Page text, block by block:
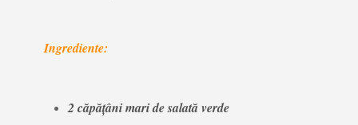
Ingrediente:
2 căpățâni mari de salată verde